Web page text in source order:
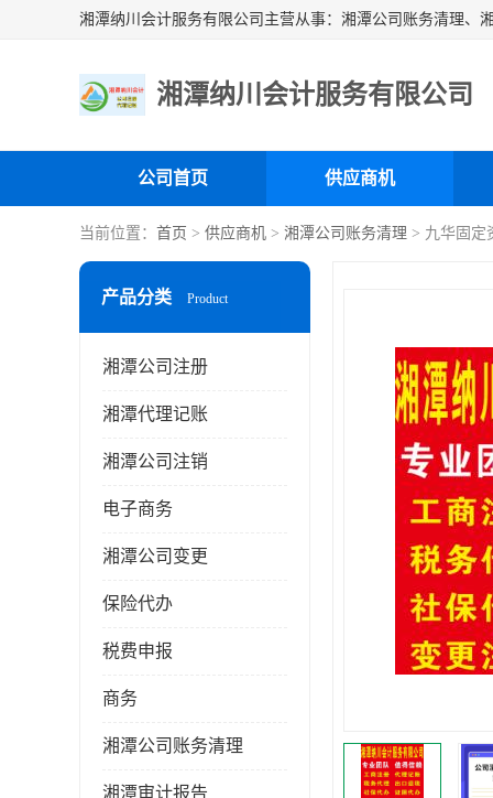
湘潭纳川会计服务有限公司
公司首页 供应商机
当前位置： 首页 > 供应商机 > 湘潭公司账务清理 > 九华固定
产品分类 Product
湘潭公司注册
湘潭代理记账
湘潭公司注销
电子商务
湘潭公司变更
保险代办
税费申报
商务
湘潭公司账务清理
湘潭审计报告